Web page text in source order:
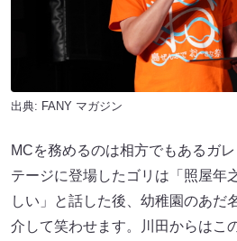
出典: FANY マガジン
MCを務めるのは相方でもあるガ
テージに登場したゴリは「照屋年
しい」と話した後、幼稚園のあだ
介して笑わせます。川田からはこ